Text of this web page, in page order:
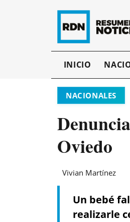
INICIO
NACIONALES
Oviedo
Vivian Martínez
Un bebé
realizarle